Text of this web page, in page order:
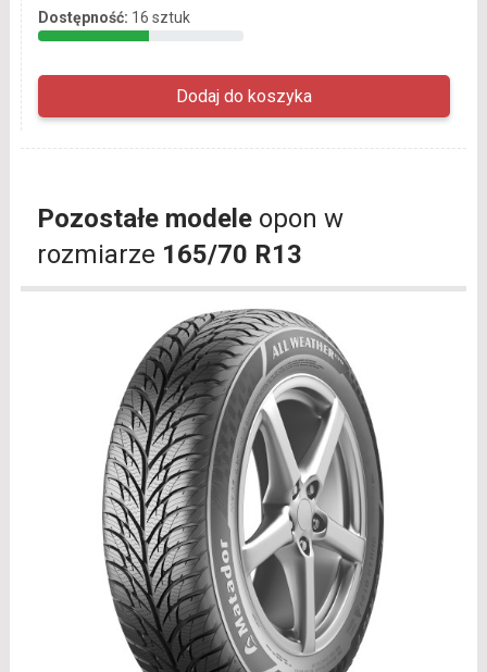
Dostępność: 16 sztuk
Pozostałe modeleopon w
rozmiarze 165/70 R13